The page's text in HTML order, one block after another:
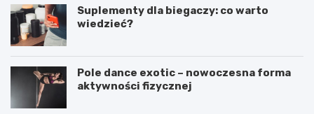
Suplementy dla biegaczy: co warto
wiedzieć?
Pole dance exotic – nowoczesna forma
aktywności fizycznej